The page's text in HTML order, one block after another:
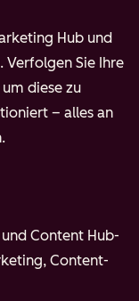
Hub und
Sie Ihre
diese zu
– alles an
Content Hub-
Content-